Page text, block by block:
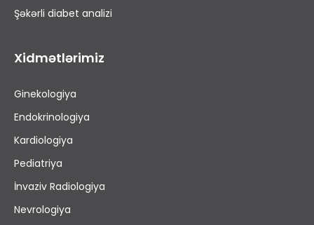
Şəkərli diabet analizi
Xidmətlərimiz
Ginekologiya
Endokrinologiya
Kardiologiya
Pediatriya
İnvaziv Radiologiya
Nevrologiya